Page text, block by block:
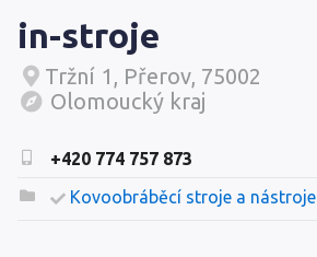
in-stroje
Tržní 1, Přerov, 75002
Olomoucký kraj
+420 774 757 873
Kovoobráběcí stroje a nástroje